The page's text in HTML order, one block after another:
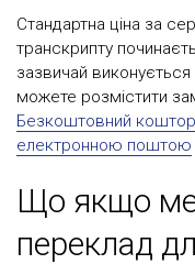
Стандартна ціна за
транскрипту
зазвичай
можете розмістити
Безкоштовний
електронною поштою
Що якщо
переклад